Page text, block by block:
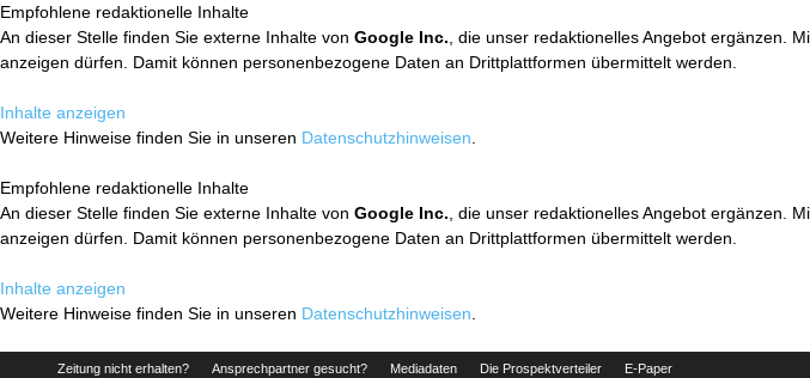
Empfohlene redaktionelle Inhalte
An dieser Stelle finden Sie externe Inhalte von Google Inc. , die unser redaktionelles Angebot ergänzen.
anzeigen dürfen. Damit können personenbezogene Daten an Drittplattformen übermittelt werden.
Inhalte anzeigen
Weitere Hinweise finden Sie in unseren Datenschutzhinweisen
Empfohlene redaktionelle Inhalte
An dieser Stelle finden Sie externe Inhalte von Google Inc. , die unser redaktionelles Angebot ergänzen.
anzeigen dürfen. Damit können personenbezogene Daten an Drittplattformen übermittelt werden.
Inhalte anzeigen
Weitere Hinweise finden Sie in unseren Datenschutzhinweisen
Zeitung nicht erhalten? Ansprechpartner gesucht? Mediadaten Die Prospektverteiler E-Paper